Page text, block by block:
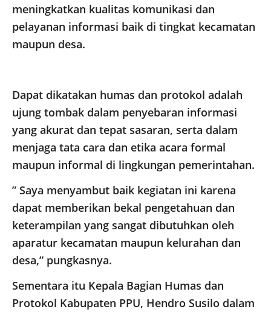
meningkatkan kualitas komunikasi dan
pelayanan informasi baik di tingkat kecamatan
maupun desa.
Dapat dikatakan humas dan protokol adalah
ujung tombak dalam penyebaran informasi
yang akurat dan tepat sasaran, serta dalam
menjaga tata cara dan etika acara formal
maupun informal di lingkungan pemerintahan.
” Saya menyambut baik kegiatan ini karena
dapat memberikan bekal pengetahuan dan
keterampilan yang sangat dibutuhkan oleh
aparatur kecamatan maupun kelurahan dan
desa,” pungkasnya.
Sementara itu Kepala Bagian Humas dan
Protokol Kabupaten PPU, Hendro Susilo dalam